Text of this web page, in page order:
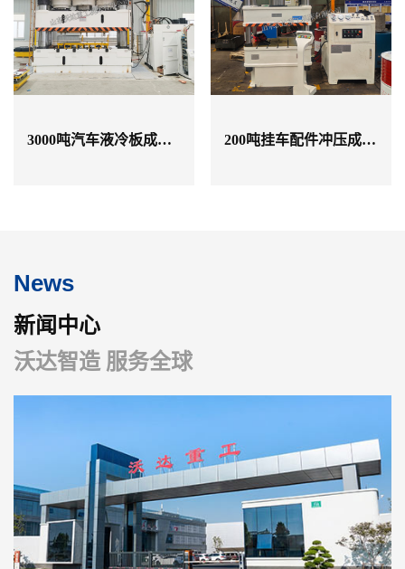
3000吨汽车液冷板成型液压机 200吨挂车配件冲压成型液压机
News
新闻中心
沃达智造 服务全球